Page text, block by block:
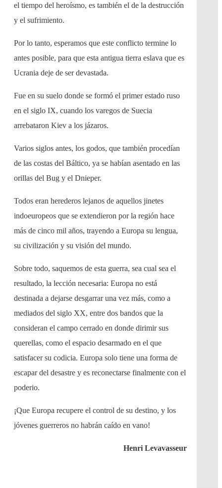
el tiempo del heroísmo, es también el de la destrucción
y el sufrimiento.
Por lo tanto, esperamos que este conflicto termine lo
antes posible, para que esta antigua tierra eslava que es
Ucrania deje de ser devastada.
Fue en su suelo donde se formó el primer estado ruso
en el siglo IX, cuando los varegos de Suecia
arrebataron Kiev a los jázaros.
Varios siglos antes, los godos, que también procedían
de las costas del Báltico, ya se habían asentado en las
orillas del Bug y el Dnieper.
Todos eran herederos lejanos de aquellos jinetes
indoeuropeos que se extendieron por la región hace
más de cinco mil años, trayendo a Europa su lengua,
su civilización y su visión del mundo.
Sobre todo, saquemos de esta guerra, sea cual sea el
resultado, la lección necesaria: Europa no está
destinada a dejarse desgarrar una vez más, como a
mediados del siglo XX, entre dos bandos que la
consideran el campo cerrado en donde dirimir sus
querellas, como el espacio desarmado en el que
satisfacer su codicia. Europa solo tiene una forma de
escapar del desastre y es reconectarse finalmente con el
poderio.
¡Que Europa recupere el control de su destino, y los
jóvenes guerreros no habrán caído en vano!
Henri Levavasseur